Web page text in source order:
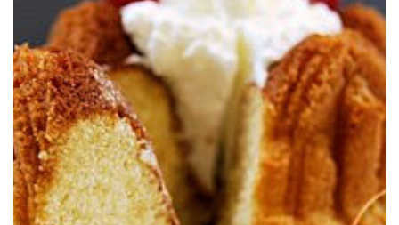
WHIPPED CREAM & VANILLA BUNDT
CAKE (DE NATA MONTADA)
El primer bundtcake que he preparado con mi primer molde de
bundtcake. Delicioso y ligero :o)